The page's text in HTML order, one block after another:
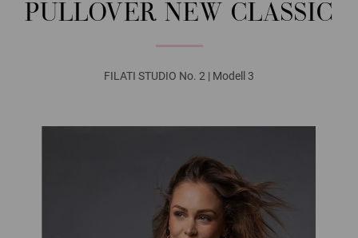
PULLOVER NEW CLASSIC
FILATI STUDIO No. 2 | Modell 3